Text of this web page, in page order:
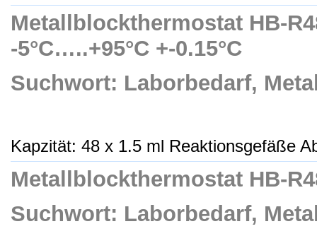
Metallblockthermostat HB-
-5°C…..+95°C +-0.15°C
Suchwort: Laborbedarf,
Kapzität: 48 x 1.5 ml Reaktionsgefäße
Metallblockthermostat HB-
Suchwort: Laborbedarf,